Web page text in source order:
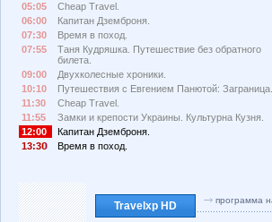
05:05
Cheap Travel.
06:00
Капитан Дземброня.
07:30
Время в поход.
07:55
Таня Кудряшка. Путешествие без обратного
билета.
09:00
Двухколесные хроники.
10:10
Путешествия с Евгением Панютой: Заграница.
11:30
Cheap Travel.
11:55
Замки и крепости Украины. Культурна Кузня.
12:00
Капитан Дземброня.
13:3
Время в поход.
Travelxp HD программа